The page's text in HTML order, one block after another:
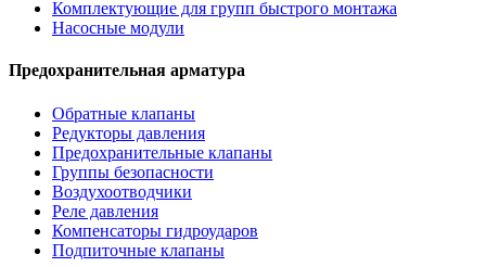
Комплектующие для групп быстрого монтажа
Насосные модули
Предохранительная арматура
Обратные клапаны
Редукторы давления
Предохранительные клапаны
Группы безопасности
Воздухоотводчики
Реле давления
Компенсаторы гидроударов
Подпиточные клапаны